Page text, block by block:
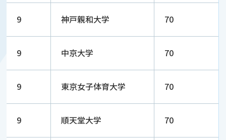
9 神戸親和大学 70
9 中京大学 70
9 東京女子体育大学 70
9 順天堂大学 70